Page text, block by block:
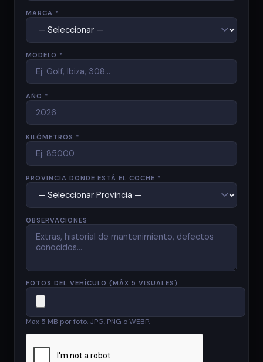
MARCA *
MODELO *
AÑO *
KILÓMETROS *
PROVINCIA DONDE ESTÁ EL COCHE *
OBSERVACIONES
FOTOS DEL VEHÍCULO (MÁX 5 VISUALES)
Max 5 MB por foto. JPG, PNG o WEBP.